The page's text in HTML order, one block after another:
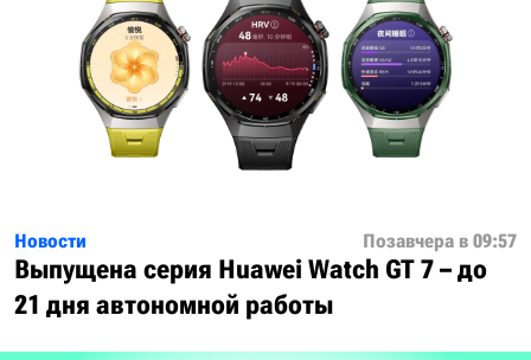
Новости Позавчера в 09:57
Выпущена серия Huawei Watch GT 7 – до
21 дня автономной работы